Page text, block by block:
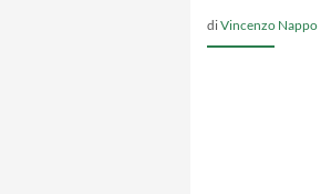
diVincenzo Nappo